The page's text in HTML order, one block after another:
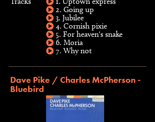
2. Going up
3. Jubilee
4. Cornish pixie
5. For heaven's snake
6. Moria
7. Why not
Dave Pike / Charles McPherson -
Bluebird